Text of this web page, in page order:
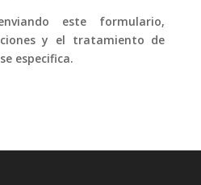
este formulario,
y el tratamiento de
especifica.